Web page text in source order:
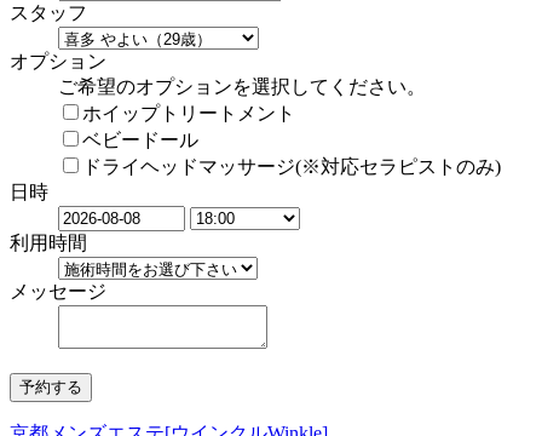
スタッフ
オプション
ご希望のオプションを選択してください。
ホイップトリートメント
ベビードール
ドライヘッドマッサージ(※対応セラピストのみ)
日時
利用時間
メッセージ